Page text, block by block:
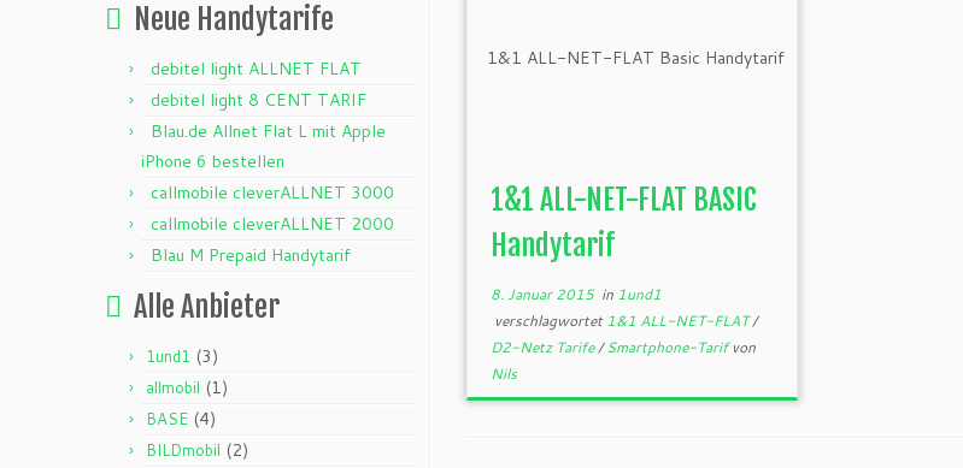
Neue Handytarife
debitel light ALLNET FLAT
debitel light 8 CENT TARIF
Blau.de Allnet Flat L mit Apple
iPhone 6 bestellen
callmobile cleverALLNET 3000
callmobile cleverALLNET 2000
Blau M Prepaid Handytarif
Alle Anbieter
1und1 (3)
allmobil (1)
BASE (4)
BILDmobil (2)
1&1 ALL-NET-FLAT BASIC
Handytarif
8. Januar 2015in 1und1
verschlagwortet1&1 ALL-NET-FLAT/
D2-Netz Tarife/Smartphone-Tarifvon
Nils